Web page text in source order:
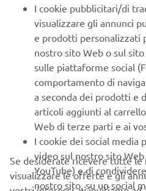
SCOPRI LA
CORPORATE
PIÙ YAMAHA
I cookie pubblicitari/di
visualizzare gli annunci
e prodotti personalizzati
nostro sito Web o sul
sulle piattaforme social
comportamento di
a seconda dei prodotti e
articoli aggiunti al
Web di terze parti e ai
I cookie dei social media
video sul nostro sito
YouTube) e di
nostro sito, su un social
Se desiderate ricevere tutte le
visualizzare le offerte e gli